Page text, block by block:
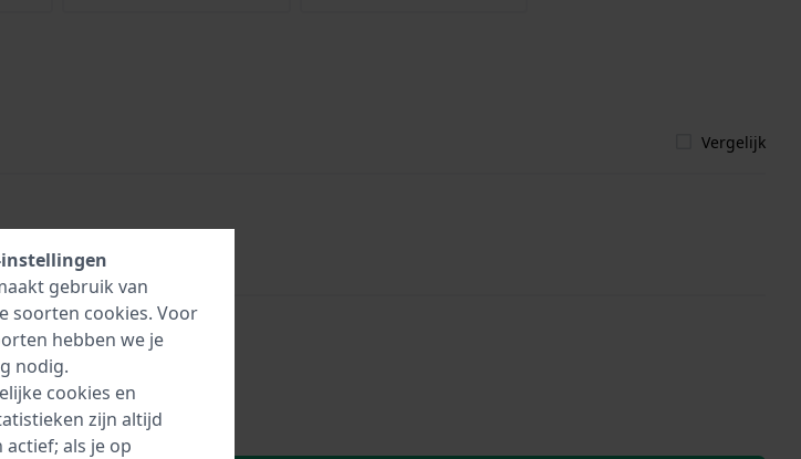
Vergelijk
gebruik van
soorten cookies. Voor
hebben we je
nodig.
cookies en
zijn altijd
als je op